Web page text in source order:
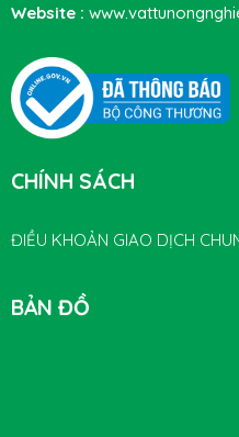
Website :
CHÍNH SÁCH
ĐIỀU KHOẢN GIAO DỊCH
BẢN ĐỒ